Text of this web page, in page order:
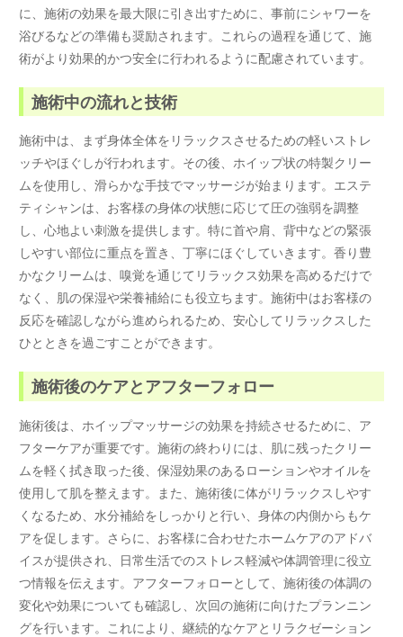
に、施術の効果を最大限に引き出すために、事前にシャワーを
浴びるなどの準備も奨励されます。これらの過程を通じて、施
術がより効果的かつ安全に行われるように配慮されています。
施術中の流れと技術
施術中は、まず身体全体をリラックスさせるための軽いストレ
ッチやほぐしが行われます。その後、ホイップ状の特製クリー
ムを使用し、滑らかな手技でマッサージが始まります。エステ
ティシャンは、お客様の身体の状態に応じて圧の強弱を調整
し、心地よい刺激を提供します。特に首や肩、背中などの緊張
しやすい部位に重点を置き、丁寧にほぐしていきます。香り豊
かなクリームは、嗅覚を通じてリラックス効果を高めるだけで
なく、肌の保湿や栄養補給にも役立ちます。施術中はお客様の
反応を確認しながら進められるため、安心してリラックスした
ひとときを過ごすことができます。
施術後のケアとアフターフォロー
施術後は、ホイップマッサージの効果を持続させるために、ア
フターケアが重要です。施術の終わりには、肌に残ったクリー
ムを軽く拭き取った後、保湿効果のあるローションやオイルを
使用して肌を整えます。また、施術後に体がリラックスしやす
くなるため、水分補給をしっかりと行い、身体の内側からもケ
アを促します。さらに、お客様に合わせたホームケアのアドバ
イスが提供され、日常生活でのストレス軽減や体調管理に役立
つ情報を伝えます。アフターフォローとして、施術後の体調の
変化や効果についても確認し、次回の施術に向けたプランニン
グを行います。これにより、継続的なケアとリラクゼーション